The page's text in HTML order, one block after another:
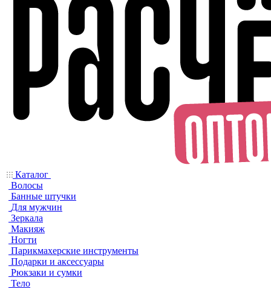
Каталог
Волосы
Банные штучки
Для мужчин
Зеркала
Макияж
Ногти
Парикмахерские инструменты
Подарки и аксессуары
Рюкзаки и сумки
Тело